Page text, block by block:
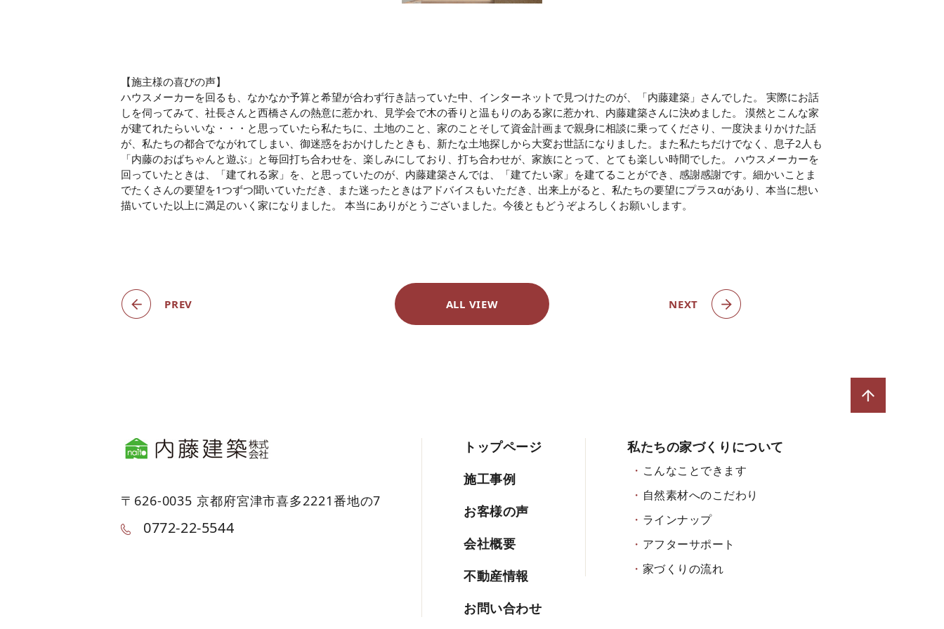
【施主様の喜びの声】
ハウスメーカーを回るも、なかなか予算と希望が合わず行き詰っていた中、インターネットで見つけたのが、「内藤建築」さんでした。 実際にお話
しを伺ってみて、社長さんと西橋さんの熱意に惹かれ、見学会で木の香りと温もりのある家に惹かれ、内藤建築さんに決めました。 漠然とこんな家
が建てれたらいいな・・・と思っていたら私たちに、土地のこと、家のことそして資金計画まで親身に相談に乗ってくださり、一度決まりかけた話
が、私たちの都合でながれてしまい、御迷惑をおかけしたときも、新たな土地探しから大変お世話になりました。また私たちだけでなく、息子2人も
「内藤のおばちゃんと遊ぶ」と毎回打ち合わせを、楽しみにしており、打ち合わせが、家族にとって、とても楽しい時間でした。 ハウスメーカーを
回っていたときは、「建てれる家」を、と思っていたのが、内藤建築さんでは、「建てたい家」を建てることができ、感謝感謝です。細かいことま
でたくさんの要望を1つずつ聞いていただき、また迷ったときはアドバイスもいただき、出来上がると、私たちの要望にプラスαがあり、本当に想い
描いていた以上に満足のいく家になりました。 本当にありがとうございました。今後ともどうぞよろしくお願いします。
PREV ALL VIEW NEXT
〒626-0035 京都府宮津市喜多2221番地の7
0772-22-5544
トップページ
施工事例
お客様の声
会社概要
不動産情報
お問い合わせ
私たちの家づくりについて
こんなことできます
自然素材へのこだわり
ラインナップ
アフターサポート
家づくりの流れ